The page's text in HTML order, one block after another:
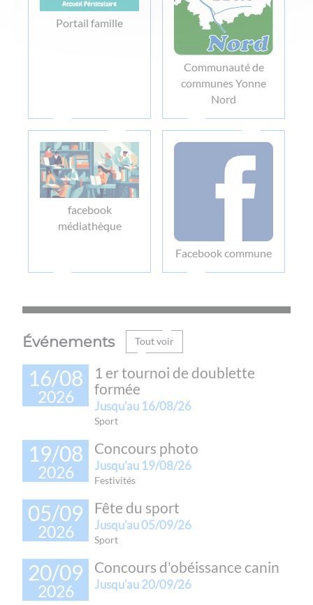
Portail famille
Communauté de
communes Yonne
Nord
facebook
médiathèque
Facebook commune
Événements Tout voir
16/08
2026
1 er tournoi de doublette
formée
Jusqu'au 16/08/26
sport
19/08
2026
Concours photo
Jusqu'au 19/08/26
festivités
05/09
2026
Fête du sport
Jusqu'au05/09/26
sport
20/09
2026
Concours d'obéissance canin
Jusqu'au20/09/26